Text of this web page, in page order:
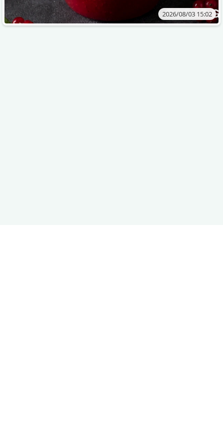
2026/08/03 15:02